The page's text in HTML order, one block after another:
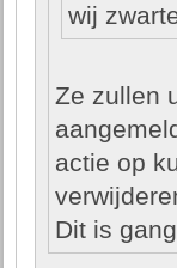
wij
Ze zullen
actie op
Dit is